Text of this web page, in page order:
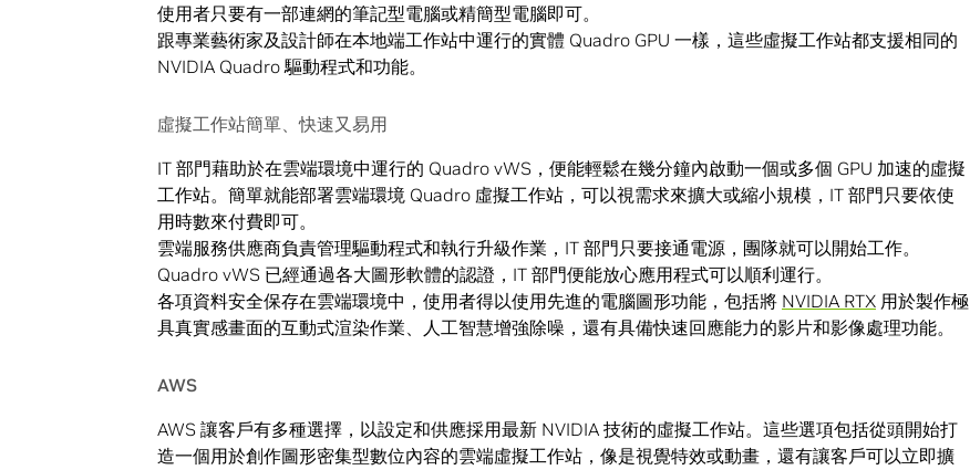
使用者只要有一部連網的筆記型電腦或精簡型電腦即可。
跟專業藝術家及設計師在本地端工作站中運行的實體 Quadro GPU 一樣，這些虛擬工作站都支援相同的
NVIDIA Quadro 驅動程式和功能。
虛擬工作站簡單、快速又易用
IT 部門藉助於在雲端環境中運行的 Quadro vWS，便能輕鬆在幾分鐘內啟動一個或多個 GPU 加速的虛擬
工作站。簡單就能部署雲端環境 Quadro 虛擬工作站，可以視需求來擴大或縮小規模，IT 部門只要依使
用時數來付費即可。
雲端服務供應商負責管理驅動程式和執行升級作業，IT 部門只要接通電源，團隊就可以開始工作。
Quadro vWS 已經通過各大圖形軟體的認證，IT 部門便能放心應用程式可以順利運行。
各項資料安全保存在雲端環境中，使用者得以使用先進的電腦圖形功能，包括將 NVIDIA RTX 用於製作極
具真實感畫面的互動式渲染作業、人工智慧增強除噪，還有具備快速回應能力的影片和影像處理功能。
AWS
AWS 讓客戶有多種選擇，以設定和供應採用最新 NVIDIA 技術的虛擬工作站。這些選項包括從頭開始打
造一個用於創作圖形密集型數位內容的雲端虛擬工作站，像是視覺特效或動畫，還有讓客戶可以立即擴